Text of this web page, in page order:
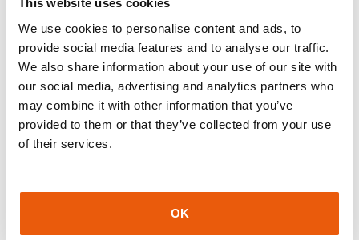
This website uses cookies
We use cookies to personalise content and ads, to
provide social media features and to analyse our traffic.
We also share information about your use of our site with
our social media, advertising and analytics partners who
may combine it with other information that you’ve
provided to them or that they’ve collected from your use
of their services.
OK
Fazit
OTAA ist eine sichere und dynamische Aktivierungsmethode
für LoRaWAN-Geräte. Es nutzt eine Over-the-Air-Join-
Prozedur, um Geräte zu registrieren und mit eindeutigen
Schlüsseln auszustatten.
Für Organisationen, die mit LoRaWAN arbeiten, bietet OTAA
verwalten und zu sichern.
Für weitere Informationen kann Kontakt aufgenommen